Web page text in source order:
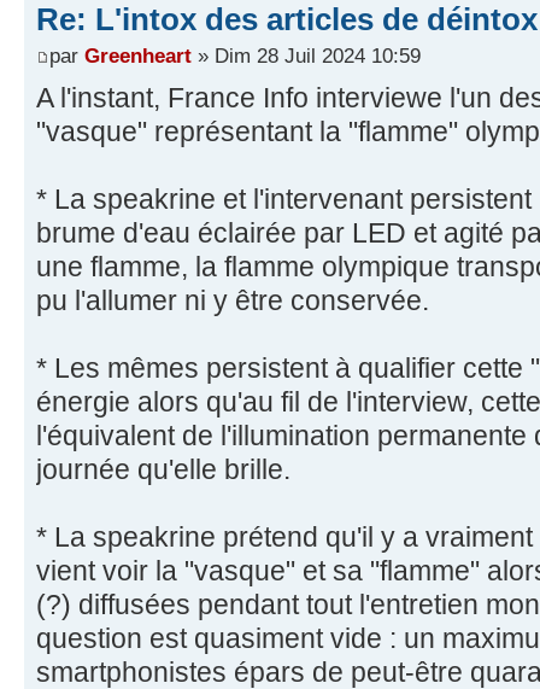
Re: L'intox des articles de
par Greenheart » Dim 28 Juil 2024 10:59
A l'instant, France Info interviewe l'un
"vasque" représentant la "flamme"
* La speakrine et l'intervenant
brume d'eau éclairée par LED et agité
une flamme, la flamme olympique
pu l'allumer ni y être conservée.
* Les mêmes persistent à qualifier cette
énergie alors qu'au fil de l'interview,
l'équivalent de l'illumination permanente
journée qu'elle brille.
* La speakrine prétend qu'il y a
vient voir la "vasque" et sa "flamme"
(?) diffusées pendant tout l'entretien
question est quasiment vide : un
smartphonistes épars de peut-être